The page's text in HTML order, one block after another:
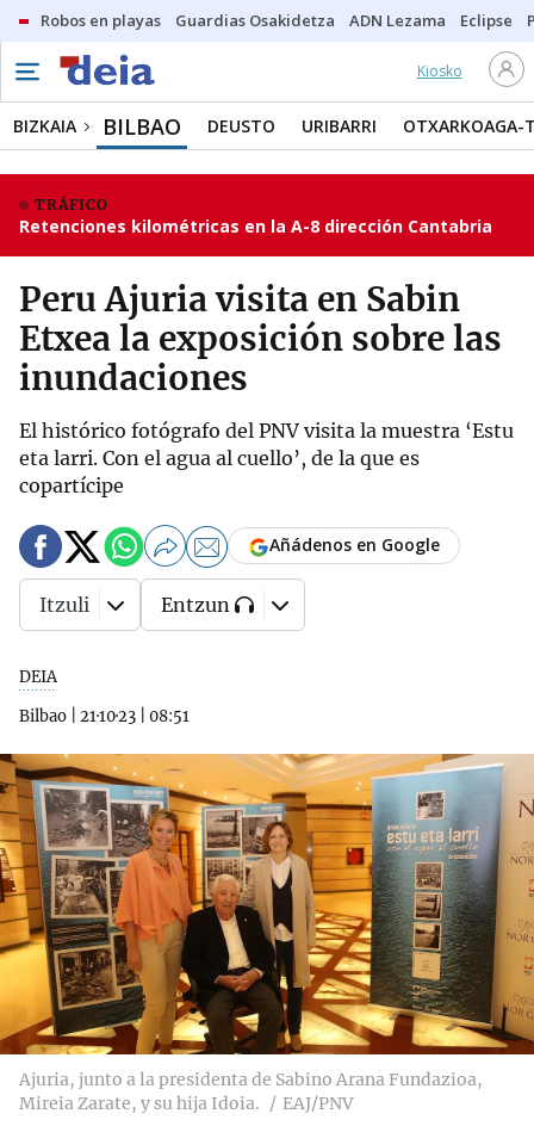
Robos en playas Guardias Osakidetza ADN Lezama Eclipse
Kiosko
BIZKAIA BILBAO DEUSTO URIBARRI OTXARKOAGA-
TRÁFICO
Retenciones kilométricas en la A-8 dirección Cantabria
Peru Ajuria visita en Sabin
Etxea la exposición sobre las
inundaciones
El histórico fotógrafo del PNV visita la muestra ‘Estu
eta larri. Con el agua al cuello’, de la que es
copartícipe
DEIA
Bilbao
21·10·23 08:51
Añádenos en Google
Itzuli Entzun
Ajuria, junto a la presidenta de Sabino Arana Fundazioa,
Mireia Zarate, y su hija Idoia.
EAJ/PNV